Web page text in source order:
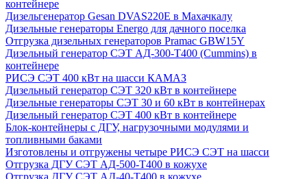
контейнере
Дизельгенератор Gesan DVAS220E в Махачкалу
Дизельные генераторы Energo для дачного поселка
Отгрузка дизельных генераторов Pramac GВW15Y
Дизельный генератор СЭТ АД-300-Т400 (Cummins) в
контейнере
РИСЭ СЭТ 400 кВт на шасси КАМАЗ
Дизельный генератор СЭТ 320 кВт в контейнере
Дизельные генераторы СЭТ 30 и 60 кВт в контейнерах
Дизельный генератор СЭТ 400 кВт в контейнере
Блок-контейнеры с ДГУ, нагрузочными модулями и
топливными баками
Изготовлены и отгружены четыре РИСЭ СЭТ на шасси
Отгрузка ДГУ СЭТ АД-500-Т400 в кожухе
Отгрузка ДГУ СЭТ АД-40-Т400 в кожухе